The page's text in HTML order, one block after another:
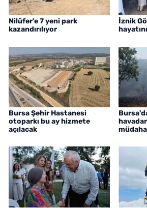
Nilüfer'e 7 yeni park
kazandırılıyor
İznik
Bursa Şehir Hastanesi
otoparkı bu ay hizmete
açılacak